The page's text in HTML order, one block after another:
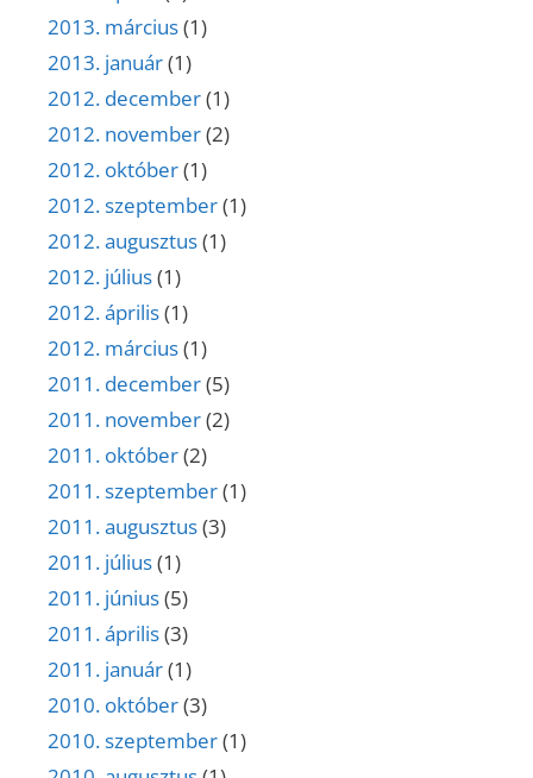
2013. március(1)
2013. január(1)
2012. december(1)
2012. november(2)
2012. október(1)
2012. szeptember(1)
2012. augusztus(1)
2012. július(1)
2012. április(1)
2012. március(1)
2011. december(5)
2011. november(2)
2011. október(2)
2011. szeptember(1)
2011. augusztus(3)
2011. július(1)
2011. június(5)
2011. április(3)
2011. január(1)
2010. október(3)
2010. szeptember(1)